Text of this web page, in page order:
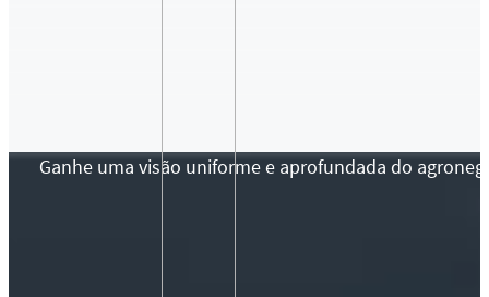
Ganhe uma visão uniforme e aprofundada do